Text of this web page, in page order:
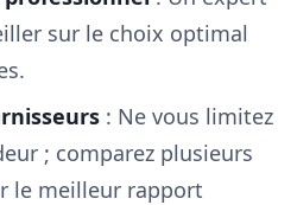
sur le choix optimal
: Ne vous limitez
; comparez plusieurs
le meilleur rapport